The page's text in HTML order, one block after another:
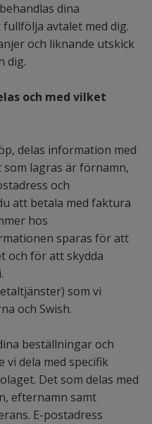
dina
avtalet med dig.
och liknande utskick
dig.
och med vilket
delas information med
lagras är förnamn,
och
att betala med faktura
hos
sparas för att
och för att skydda
som vi
och Swish.
beställningar och
vi dela med specifik
Det som delas med
efternamn samt
E-postadress